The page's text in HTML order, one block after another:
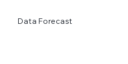
Data Forecast